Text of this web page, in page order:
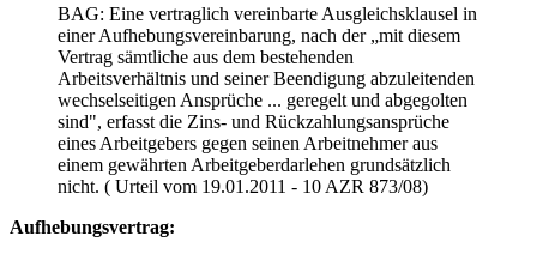
BAG: Eine vertraglich vereinbarte Ausgleichsklausel in
einer Aufhebungsvereinbarung, nach der „mit diesem
Vertrag sämtliche aus dem bestehenden
Arbeitsverhältnis und seiner Beendigung abzuleitenden
wechselseitigen Ansprüche ... geregelt und abgegolten
sind", erfasst die Zins- und Rückzahlungsansprüche
eines Arbeitgebers gegen seinen Arbeitnehmer aus
einem gewährten Arbeitgeberdarlehen grundsätzlich
nicht. ( Urteil vom 19.01.2011 - 10 AZR 873/08)
Aufhebungsvertrag: